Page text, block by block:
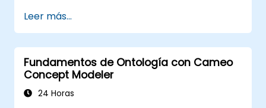
simulación en MBSE y las mejores prácticas
en este campo. Esta capacitación
proporciona una introducción básica a los
conceptos y características principales de
CATIA No Magic Teamwork Cloud, e introduce
los conceptos fundamentales y funciones de
Leer más...
Fundamentos de Ontología con Cameo
Concept Modeler
24 Horas